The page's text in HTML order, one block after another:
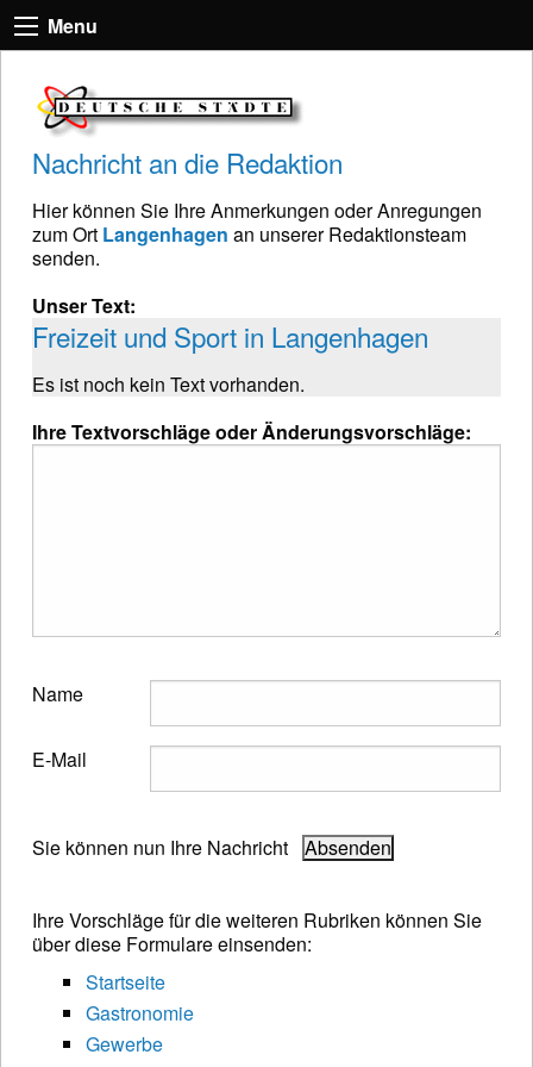
Menu
Nachricht an die Redaktion
Hier können Sie Ihre Anmerkungen oder Anregungen
zum Ort Langenhagen an unserer Redaktionsteam
senden.
Unser Text:
Freizeit und Sport in Langenhagen
Es ist noch kein Text vorhanden.
Ihre Textvorschläge oder Änderungsvorschläge:
Name
E-Mail
Sie können nun Ihre Nachricht
Ihre Vorschläge für die weiteren Rubriken können Sie
über diese Formulare einsenden:
Startseite
Gastronomie
Gewerbe